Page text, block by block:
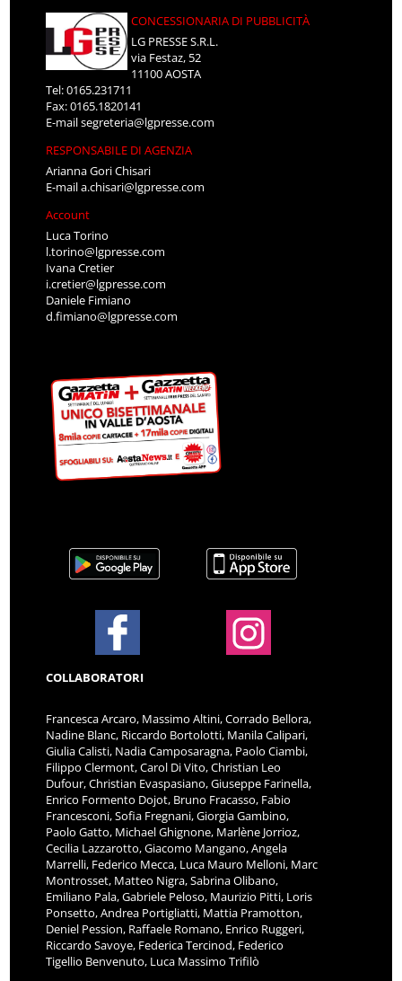
CONCESSIONARIA DI PUBBLICITÀ
LG PRESSE S.R.L.
via Festaz, 52
11100 AOSTA
Tel: 0165.231711
Fax: 0165.1820141
E-mailsegreteria@lgpresse.com
RESPONSABILE DI AGENZIA
Arianna Gori Chisari
E-maila.chisari@lgpresse.com
Account
Luca Torino
l.torino@lgpresse.com
Ivana Cretier
i.cretier@lgpresse.com
Daniele Fimiano
d.fimiano@lgpresse.com
COLLABORATORI
Francesca Arcaro, Massimo Altini, Corrado Bellora,
Nadine Blanc, Riccardo Bortolotti, Manila Calipari,
Giulia Calisti, Nadia Camposaragna, Paolo Ciambi,
Filippo Clermont, Carol Di Vito, Christian Leo
Dufour, Christian Evaspasiano, Giuseppe Farinella,
Enrico Formento Dojot, Bruno Fracasso, Fabio
Francesconi, Sofia Fregnani, Giorgia Gambino,
Paolo Gatto, Michael Ghignone, Marlène Jorrioz,
Cecilia Lazzarotto, Giacomo Mangano, Angela
Marrelli, Federico Mecca, Luca Mauro Melloni, Marc
Montrosset, Matteo Nigra, Sabrina Olibano,
Emiliano Pala, Gabriele Peloso, Maurizio Pitti, Loris
Ponsetto, Andrea Portigliatti, Mattia Pramotton,
Deniel Pession, Raffaele Romano, Enrico Ruggeri,
Riccardo Savoye, Federica Tercinod, Federico
Tigellio Benvenuto, Luca Massimo Trifilò